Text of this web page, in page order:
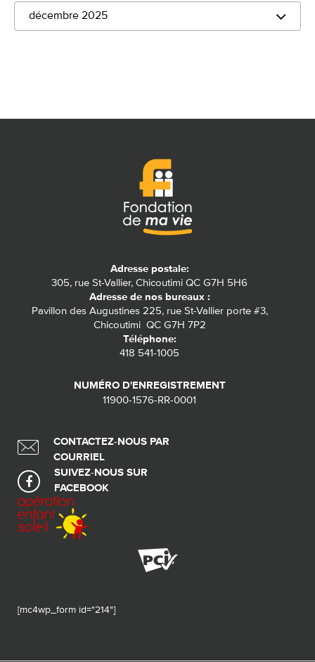
décembre 2025
Adresse postale:
305, rue St-Vallier, Chicoutimi QC G7H 5H6
Adresse de nos bureaux :
Pavillon des Augustines 225, rue St-Vallier porte #3,
Chicoutimi QC G7H 7P2
Téléphone:
418 541-1005
NUMÉRO D'ENREGISTREMENT
11900-1576-RR-0001
CONTACTEZ-NOUS PAR
COURRIEL
SUIVEZ-NOUS SUR
FACEBOOK
[mc4wp_form id="214"]